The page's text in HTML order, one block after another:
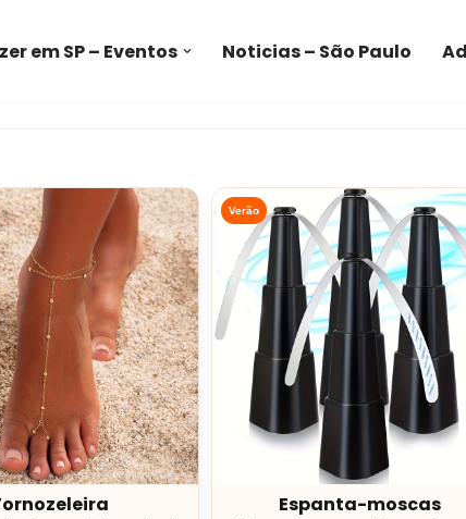
em SP – Eventos Noticias – São Paulo
Verão
Espanta-moscas